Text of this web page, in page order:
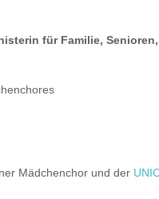
für Familie,
Mädchenchor und der